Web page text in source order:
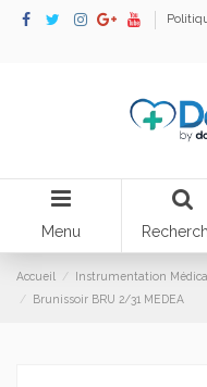
Menu
Accueil Instrumentation
Brunissoir BRU 2/31 MEDEA